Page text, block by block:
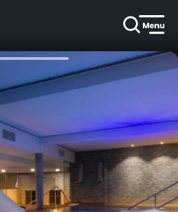
être à l'Hôtel Athena